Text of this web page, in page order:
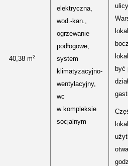
40,38 m2
elektryczna,
wod.-kan.,
ogrzewanie
podłogowe,
system
klimatyzacyjno-
wentylacyjny,
wc
w kompleksie
socjalnym
ulicy
być